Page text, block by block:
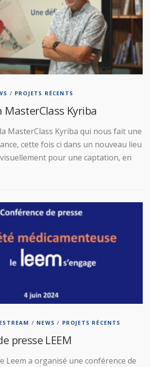
/ PROJETS RÉCENTS
MasterClass Kyriba
MasterClass Kyriba qui nous fait une
cette fois ci dans un nouveau lieu
pour une captation, en
/ NEWS / PROJETS RÉCENTS
presse LEEM
Leem a organisé une conférence de